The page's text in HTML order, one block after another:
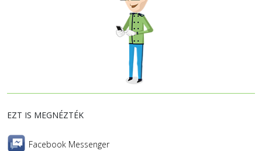
EZT IS MEGNÉZTÉK
Facebook Messenger